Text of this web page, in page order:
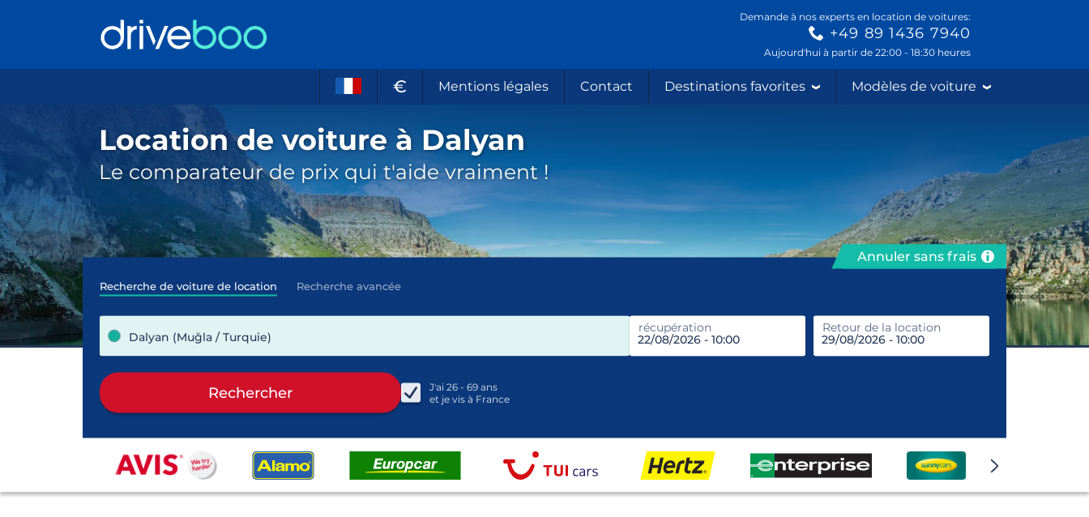
Demande à nos experts en location de voitures:
+49 89 1436 7940
Aujourd'hui à partir de 22:00 - 18:30 heures
€ Mentions légales Contact Destinations favorites Modèles de voiture
Location de voiture à Dalyan
Le comparateur de prix qui t'aide vraiment !
Annuler sans frais
Recherche de voiture de location Recherche avancée
Dalyan (Muğla / Turquie)
récupération Retour de la location
prendre
J'ai 26 - 69 ans
et je vis à France
Rechercher